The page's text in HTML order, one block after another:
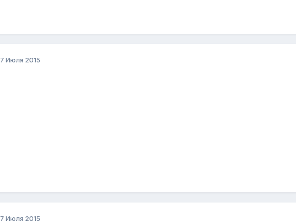
7 Июля 2015
7 Июля 2015